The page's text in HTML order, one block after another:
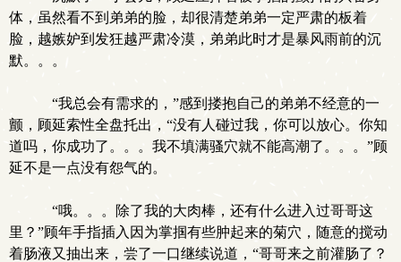
体，虽然看不到弟弟的脸，却很清楚弟弟一定严肃的板着
脸，越嫉妒到发狂越严肃冷漠，弟弟此时才是暴风雨前的沉
默。。。
“我总会有需求的，”感到搂抱自己的弟弟不经意的一
颤，顾延索性全盘托出，“没有人碰过我，你可以放心。你知
道吗，你成功了。。。我不填满骚穴就不能高潮了。。。”顾
延不是一点没有怨气的。
“哦。。。除了我的大肉棒，还有什么进入过哥哥这
里？”顾年手指插入因为掌掴有些肿起来的菊穴，随意的搅动
着肠液又抽出来，尝了一口继续说道，“哥哥来之前灌肠了？